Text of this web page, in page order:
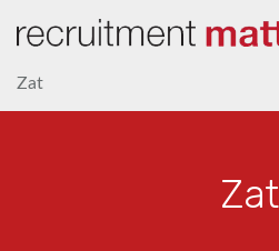
Zat
Zat